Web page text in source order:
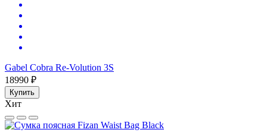
Gabel Cobra Re-Volution 3S
18990 ₽
Купить
Хит